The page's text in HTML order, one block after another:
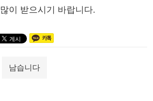
이 받으시기 바랍니다.
남습니다